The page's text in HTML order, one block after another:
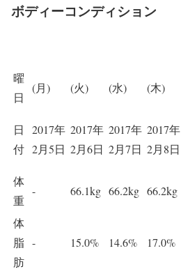
ボディーコンディション
曜
日
(月) (火) (水) (木)
日
付
2017年
2月5日
2017年
2月6日
2017年
2月7日
2017年
2月8日
体
重
- 66.1kg 66.2kg 66.2kg
体
脂
肪
- 15.0% 14.6% 17.0%